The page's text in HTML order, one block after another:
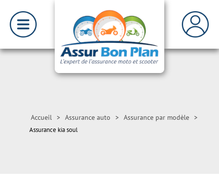
Accueil > Assurance auto > Assurance par modèle >
Assurance kia soul